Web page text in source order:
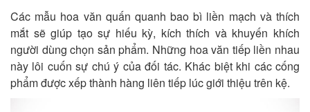
Các mẫu hoa văn quấn quanh bao bì liền mạch và thích
mắt sẽ giúp tạo sự hiếu kỳ, kích thích và khuyến khích
người dùng chọn sản phẩm. Những hoa văn tiếp liền nhau
này lôi cuốn sự chú ý của đối tác. Khác biệt khi các cống
phẩm được xếp thành hàng liên tiếp lúc giới thiệu trên kệ.